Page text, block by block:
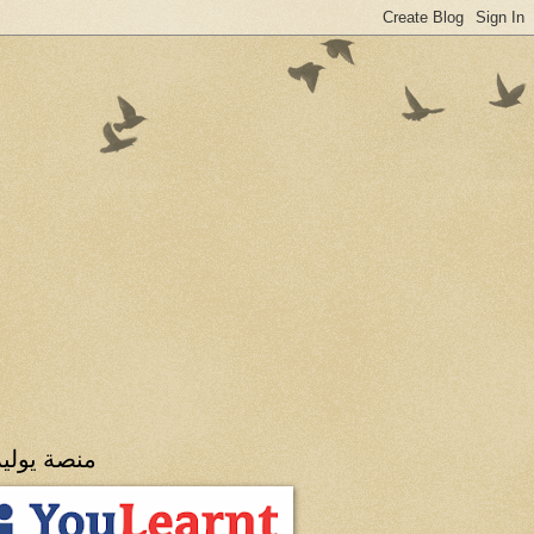
منصة